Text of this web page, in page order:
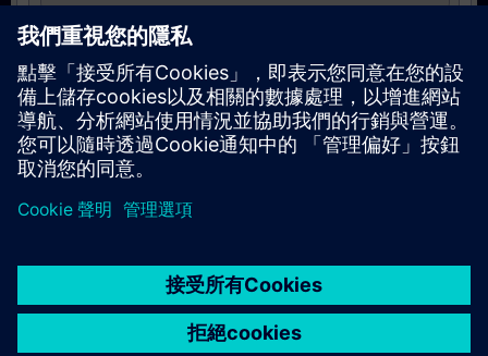
explore
或
Online training: SIMATIC TIA Portal
Programming 3